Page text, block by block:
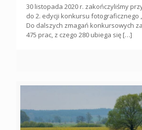
30 listopada 2020 r. zakończyliśmy
do 2. edycji konkursu fotograficznego
Do dalszych zmagań konkursowych
475 prac, z czego 280 ubiega się […]